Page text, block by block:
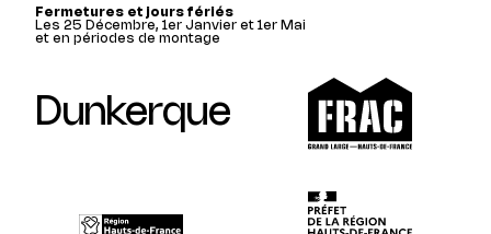
Fermetures et jours fériés
Les 25 Décembre, 1er Janvier et 1er Mai
et en périodes de montage
Dunkerque